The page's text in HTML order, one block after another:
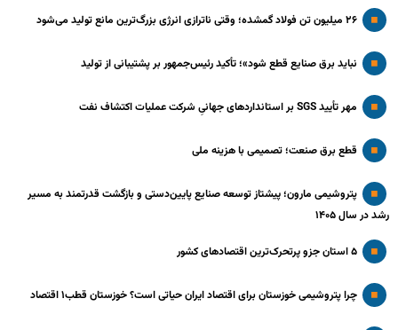
۲۶ میلیون تن فولاد گمشده؛ وقتی ناترازی انرژی بزرگ‌ترین مانع تولید می‌شود
نباید برق صنایع قطع شود»؛ تأکید رئیس‌جمهور بر پشتیبانی از تولید
مهر تأیید SGS بر استانداردهای جهانیِ شرکت عملیات اکتشاف نفت
قطع برق صنعت؛ تصمیمی با هزینه ملی
پتروشیمی مارون؛ پیشتاز توسعه صنایع پایین‌دستی و بازگشت قدرتمند به مسیر
رشد در سال ۱۴۰۵
۵ استان جزو پرتحرک‌ترین اقتصاد‌های کشور
چرا پتروشیمی خوزستان برای اقتصاد ایران حیاتی است؟ خوزستان قطب۱ اقتصاد